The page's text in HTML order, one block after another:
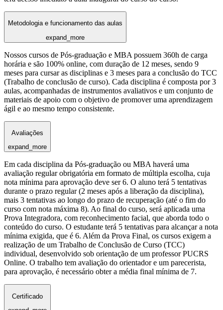
Metodologia e funcionamento das aulas
expand_more
Nossos cursos de Pós-graduação e MBA possuem 360h de carga
horária e são 100% online, com duração de 12 meses, sendo 9
meses para cursar as disciplinas e 3 meses para a conclusão do TCC
(Trabalho de conclusão de curso). Cada disciplina é composta por 3
aulas, acompanhadas de instrumentos avaliativos e um conjunto de
materiais de apoio com o objetivo de promover uma aprendizagem
ágil e ao mesmo tempo consistente.
Avaliações
expand_more
Em cada disciplina da Pós-graduação ou MBA haverá uma
avaliação regular obrigatória em formato de múltipla escolha, cuja
nota mínima para aprovação deve ser 6. O aluno terá 5 tentativas
durante o prazo regular (2 meses após a liberação da disciplina),
mais 3 tentativas ao longo do prazo de recuperação (até o fim do
curso com nota máxima 8). Ao final do curso, será aplicada uma
Prova Integradora, com reconhecimento facial, que aborda todo o
conteúdo do curso. O estudante terá 5 tentativas para alcançar a nota
mínima exigida, que é 6. Além da Prova Final, os cursos exigem a
realização de um Trabalho de Conclusão de Curso (TCC)
individual, desenvolvido sob orientação de um professor PUCRS
Online. O trabalho tem avaliação do orientador e um parecerista,
para aprovação, é necessário obter a média final mínima de 7.
Certificado